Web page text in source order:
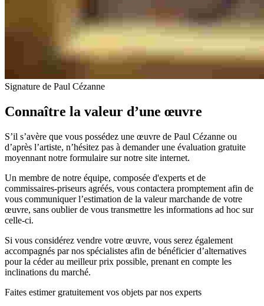
Signature de Paul Cézanne
Connaître la valeur d’une œuvre
S’il s’avère que vous possédez une œuvre de Paul Cézanne ou
d’après l’artiste, n’hésitez pas à demander une évaluation gratuite
moyennant notre formulaire sur notre site internet.
Un membre de notre équipe, composée d'experts et de
commissaires-priseurs agréés, vous contactera promptement afin de
vous communiquer l’estimation de la valeur marchande de votre
œuvre, sans oublier de vous transmettre les informations ad hoc sur
celle-ci.
Si vous considérez vendre votre œuvre, vous serez également
accompagnés par nos spécialistes afin de bénéficier d’alternatives
pour la céder au meilleur prix possible, prenant en compte les
inclinations du marché.
Faites estimer gratuitement vos objets par nos experts